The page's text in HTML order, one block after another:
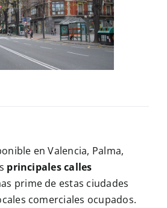
en Valencia, Palma,
principales calles
prime de estas ciudades
comerciales ocupados.